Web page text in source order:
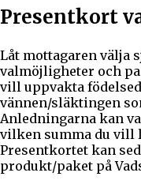
Presentkort
Låt mottagaren välja
valmöjligheter och
vill uppvakta
vännen/släktingen
Anledningarna kan
vilken summa du vill
Presentkortet kan
produkt/paket på